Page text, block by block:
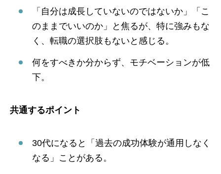
「自分は成長していないのではないか」「こ
のままでいいのか」と焦るが、特に強みもな
く、転職の選択肢もないと感じる。
何をすべきか分からず、モチベーションが低
下。
共通するポイント
30代になると「過去の成功体験が通用しなく
なる」ことがある。